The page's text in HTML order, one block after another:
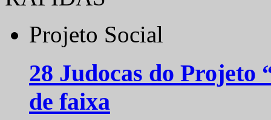
Projeto Social
28 Judocas do
de faixa